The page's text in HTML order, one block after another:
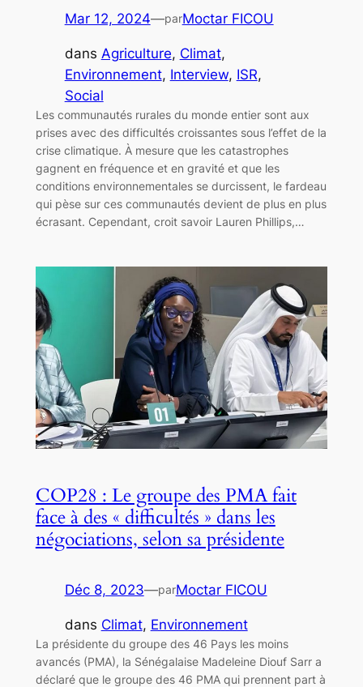
Mar 12, 2024—parMoctar FICOU
dans Agriculture, Climat
Environnement, Interview, ISR
Social
Les communautés rurales du monde entier sont aux
prises avec des difficultés croissantes sous l’effet de la
crise climatique. À mesure que les catastrophes
gagnent en fréquence et en gravité et que les
conditions environnementales se durcissent, le fardeau
qui pèse sur ces communautés devient de plus en plus
écrasant. Cependant, croit savoir Lauren Phillips,…
COP28 : Le groupe des PMA fait
face à des « difficultés » dans les
négociations, selon sa présidente
Déc 8, 2023—parMoctar FICOU
dans Climat, Environnement
La présidente du groupe des 46 Pays les moins
avancés (PMA), la Sénégalaise Madeleine Diouf Sarr a
déclaré que le groupe des 46 PMA qui prennent part à